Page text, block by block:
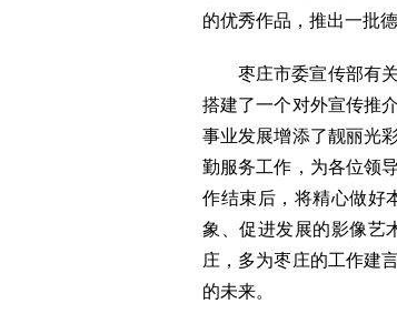
的优秀作品，推出一批
枣庄市委宣传部有
搭建了一个对外宣传推
事业发展增添了靓丽光
勤服务工作，为各位领
作结束后，将精心做好
象、促进发展的影像艺
庄，多为枣庄的工作建
的未来。